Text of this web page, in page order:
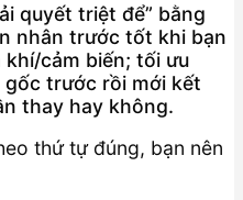
quyết triệt để” bằng
nhân trước tốt khi bạn
cảm biến; tối ưu
gốc trước rồi mới kết
thay hay không.
thứ tự đúng, bạn nên